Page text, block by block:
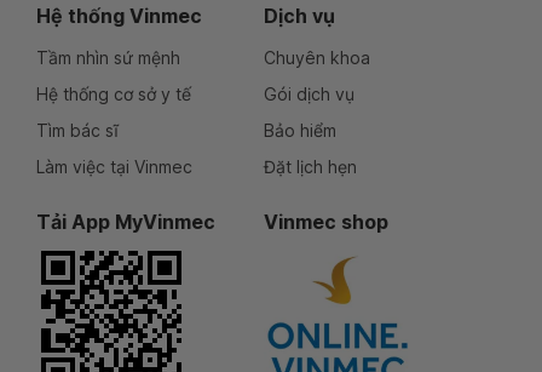
Hệ thống Vinmec
Tầm nhìn sứ mệnh
Hệ thống cơ sở y tế
Tìm bác sĩ
Làm việc tại Vinmec
Dịch vụ
Chuyên khoa
Gói dịch vụ
Bảo hiểm
Đặt lịch hẹn
Tải App MyVinmec Vinmec shop